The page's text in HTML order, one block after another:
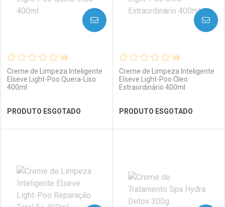
Ver Desconto Convênio Ver Desconto Convênio
(0)
Creme de Limpeza Inteligente
Elseve Light-Poo Quera-Liso
400ml
PRODUTO ESGOTADO
AVISE-ME
Laboratório
Por Menos
(0)
Creme de Limpeza Inteligente
Elseve Light-Poo Óleo
Extraordinário 400ml
PRODUTO ESGOTADO
AVISE-ME
Laboratório
Por Menos